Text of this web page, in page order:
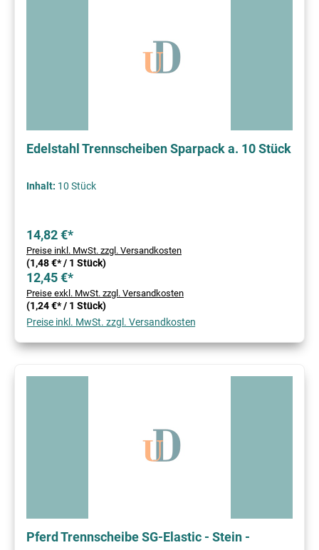
Edelstahl Trennscheiben Sparpack a. 10 Stück
Inhalt: 10 Stück
14,82 €*
Preise inkl. MwSt. zzgl. Versandkosten
(1,48 €* / 1 Stück)
12,45 €*
Preise exkl. MwSt. zzgl. Versandkosten
(1,24 €* / 1 Stück)
Preise inkl. MwSt. zzgl. Versandkosten
Pferd Trennscheibe SG-Elastic - Stein -